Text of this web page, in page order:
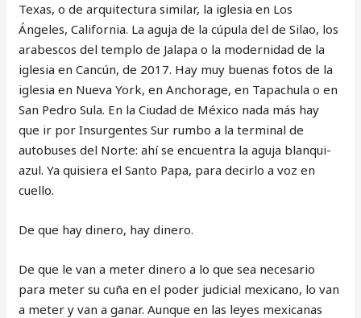
Texas, o de arquitectura similar, la iglesia en Los
Ángeles, California. La aguja de la cúpula del de Silao, los
arabescos del templo de Jalapa o la modernidad de la
iglesia en Cancún, de 2017. Hay muy buenas fotos de la
iglesia en Nueva York, en Anchorage, en Tapachula o en
San Pedro Sula. En la Ciudad de México nada más hay
que ir por Insurgentes Sur rumbo a la terminal de
autobuses del Norte: ahí se encuentra la aguja blanqui-
azul. Ya quisiera el Santo Papa, para decirlo a voz en
cuello.
De que hay dinero, hay dinero.
De que le van a meter dinero a lo que sea necesario
para meter su cuña en el poder judicial mexicano, lo van
a meter y van a ganar. Aunque en las leyes mexicanas